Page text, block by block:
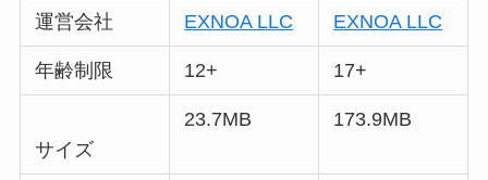
運営会社 EXNOA LLC EXNOA LLC
年齢制限 12+ 17+
サイズ
23.7MB 173.9MB